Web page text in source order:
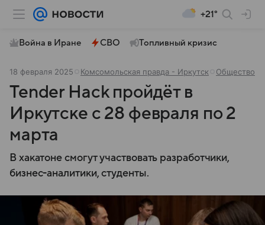
+21°
Война в Иране СВО Топливный кризис
18 февраля 2025 Комсомольская правда - Иркутск Общество
Tender Hack пройдёт в
Иркутске с 28 февраля по 2
марта
В хакатоне смогут участвовать разработчики,
бизнес-аналитики, студенты.